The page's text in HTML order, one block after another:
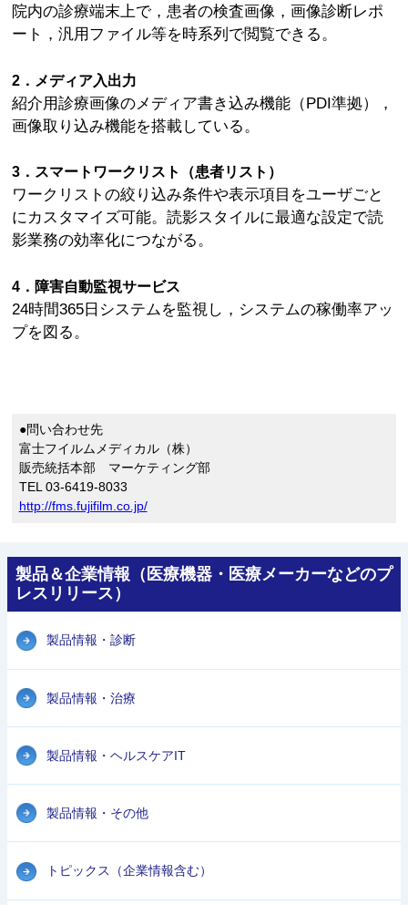
院内の診療端末上で，患者の検査画像，画像診断レポ
ート，汎用ファイル等を時系列で閲覧できる。
2．メディア入出力
紹介用診療画像のメディア書き込み機能（PDI準拠），
画像取り込み機能を搭載している。
3．スマートワークリスト（患者リスト）
ワークリストの絞り込み条件や表示項目をユーザごと
にカスタマイズ可能。読影スタイルに最適な設定で読
影業務の効率化につながる。
4．障害自動監視サービス
24時間365日システムを監視し，システムの稼働率アッ
プを図る。
●問い合わせ先
富士フイルムメディカル（株）
販売統括本部 マーケティング部
TEL 03-6419-8033
http://fms.fujifilm.co.jp/
製品＆企業情報（医療機器・医療メーカーなどのプ
レスリリース）
製品情報・診断
製品情報・治療
製品情報・ヘルスケアIT
製品情報・その他
トピックス（企業情報含む）